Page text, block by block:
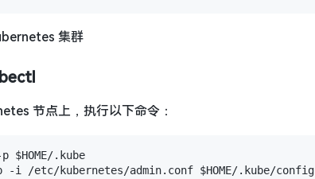
集群
节点上，执行以下命令：
$HOME/.kube
-i /etc/kubernetes/admin.conf $HOME/.kube/config